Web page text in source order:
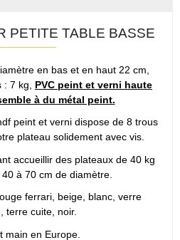
PETITE TABLE BASSE
en bas et en haut 22 cm,
7 kg, PVC peint et verni haute
à du métal peint.
peint et verni dispose de 8 trous
plateau solidement avec vis.
accueillir des plateaux de 40 kg
à 70 cm de diamètre.
ferrari, beige, blanc, verre
terre cuite, noir.
main en Europe.